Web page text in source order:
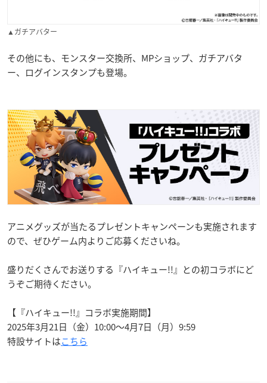
▲ガチアバター
その他にも、モンスター交換所、MPショップ、ガチアバタ
ー、ログインスタンプも登場。
アニメグッズが当たるプレゼントキャンペーンも実施されます
ので、ぜひゲーム内よりご応募くださいね。
盛りだくさんでお送りする『ハイキュー!!』との初コラボにど
うぞご期待ください。
【『ハイキュー!!』コラボ実施期間】
2025年3月21日（金）10:00～4月7日（月）9:59
特設サイトはこちら